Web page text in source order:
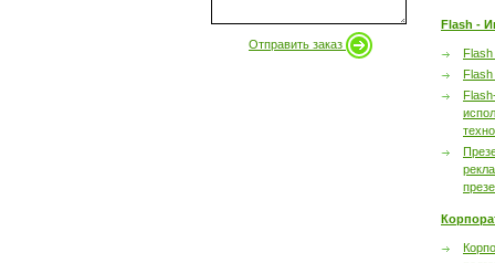
Отправить заказ
Flash -
Flash